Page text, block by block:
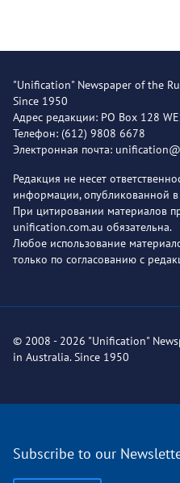
"Unification" Newspaper of the
Since 1950
Адрес редакции: PO Box 128
Телефон: (612) 9808 6678
Электронная почта:
Редакция не несет
информации, опубликованной
При цитировании материалов
unification.com.au обязательна.
Любое использование
только по согласованию с
© 2008 - 2026 "Unification"
in Australia. Since 1950
Subscribe to our